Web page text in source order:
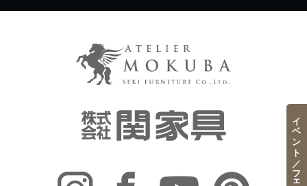
イベント／フェア